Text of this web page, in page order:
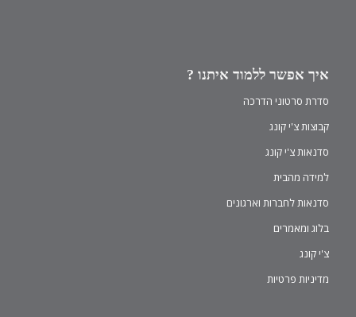
איך אפשר ללמוד איתנו ?
סדרת סרטוני הדרכה
קבוצות צ'י קונג
סדנאות צ'י קונג
למידה מהבית
סדנאות לחברות וארגונים
בלוג ומאמרים
צ'י קונג
מדיניות פרטיות